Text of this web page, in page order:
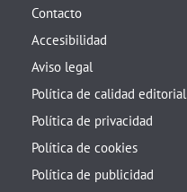
Contacto
Accesibilidad
Aviso legal
Política de calidad editorial
Política de privacidad
Política de cookies
Política de publicidad